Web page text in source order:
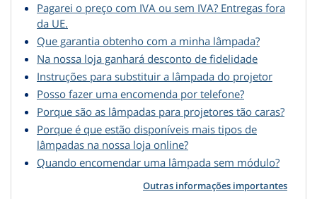
Pagarei o preço com IVA ou sem IVA? Entregas fora
da UE.
Que garantia obtenho com a minha lâmpada?
Na nossa loja ganhará desconto de fidelidade
Instruções para substituir a lâmpada do projetor
Posso fazer uma encomenda por telefone?
Porque são as lâmpadas para projetores tão caras?
Porque é que estão disponíveis mais tipos de
lâmpadas na nossa loja online?
Quando encomendar uma lâmpada sem módulo?
Outras informações importantes